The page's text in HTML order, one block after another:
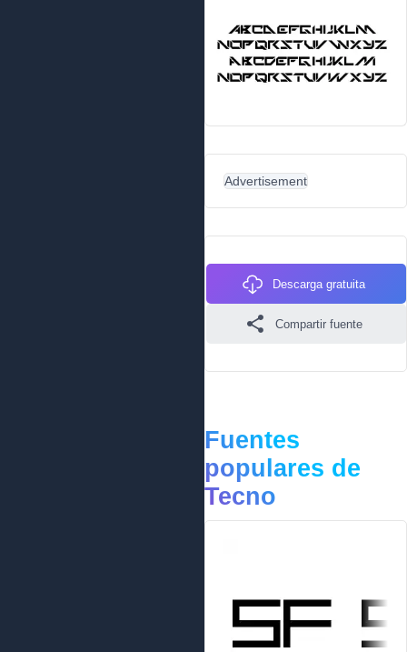
Advertisement
Descarga gratuita
Compartir fuente
Fuentes
populares de
Tecno